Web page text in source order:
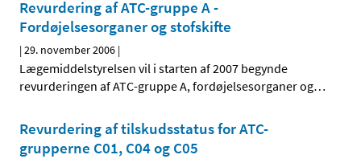
Revurdering af ATC-gruppe A -
Fordøjelsesorganer og stofskifte
|29. november 2006 |
Lægemiddelstyrelsen vil i starten af 2007 begynde
revurderingen af ATC-gruppe A, fordøjelsesorganer og…
Revurdering af tilskudsstatus for ATC-
grupperne C01, C04 og C05